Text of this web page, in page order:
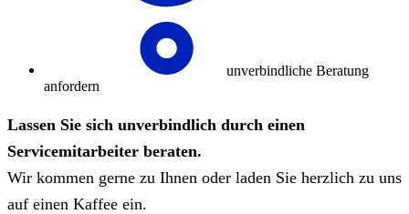
unverbindliche Beratung
anfordern
Lassen Sie sich unverbindlich durch einen
Servicemitarbeiter beraten.
Wir kommen gerne zu Ihnen oder laden Sie herzlich zu uns
auf einen Kaffee ein.